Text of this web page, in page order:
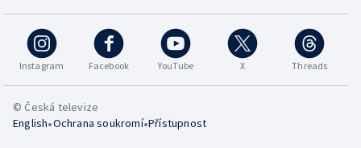
Instagram Facebook YouTube X Threads
© Česká televize
English•Ochrana soukromí•Přístupnost